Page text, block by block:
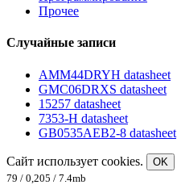
Прочее
Случайные записи
AMM44DRYH datasheet
GMC06DRXS datasheet
15257 datasheet
7353-H datasheet
GB0535AEB2-8 datasheet
Сайт использует cookies.
OK
79 / 0,205 / 7.4mb